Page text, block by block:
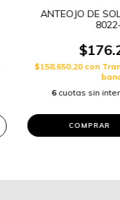
ANTEOJO DE
$158.650,20 con
6 cuotas sin